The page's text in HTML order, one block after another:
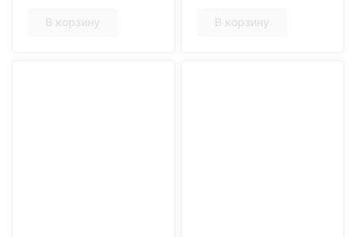
В корзину В корзину